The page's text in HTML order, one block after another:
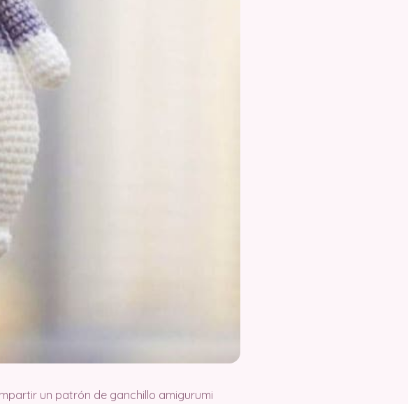
un patrón de ganchillo amigurumi